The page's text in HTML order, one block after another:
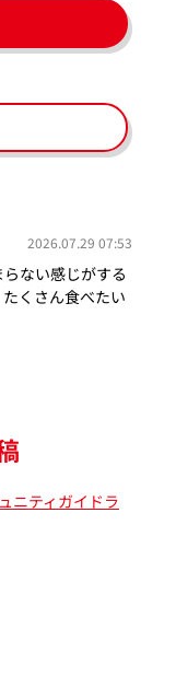
2026.07.29 07:53
ない感じがする
くさん食べたい
ニティガイドラ